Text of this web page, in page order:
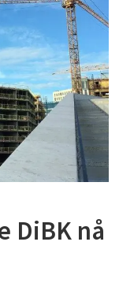
DiBK nå